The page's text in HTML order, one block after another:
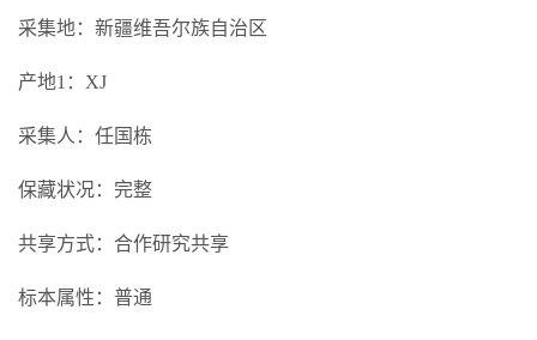
采集地：新疆维吾尔族自治区
产地1：XJ
采集人：任国栋
保藏状况：完整
共享方式：合作研究共享
标本属性：普通